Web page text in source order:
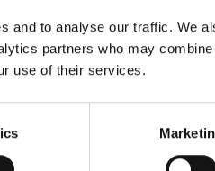
and to analyse our traffic. We
partners who may
use of their services.
Press
Jobba hos
Svenska